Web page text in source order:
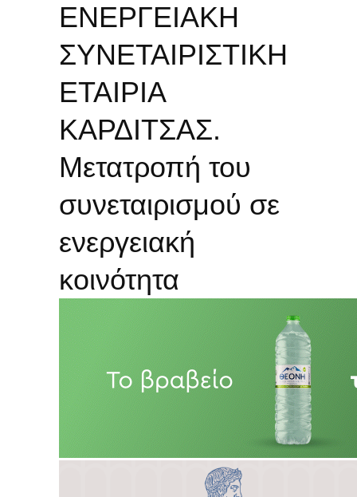
ΕΝΕΡΓΕΙΑΚΗ
ΣΥΝΕΤΑΙΡΙΣΤΙΚΗ
ΕΤΑΙΡΙΑ
ΚΑΡΔΙΤΣΑΣ.
Μετατροπή του
συνεταιρισμού σε
ενεργειακή
κοινότητα